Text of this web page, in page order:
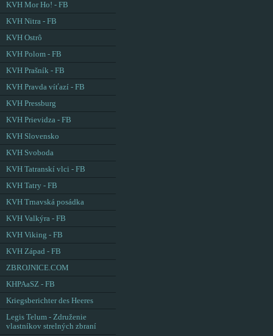
KVH Mor Ho! - FB
KVH Nitra - FB
KVH Ostrô
KVH Polom - FB
KVH Prašník - FB
KVH Pravda víťazí - FB
KVH Pressburg
KVH Prievidza - FB
KVH Slovensko
KVH Svoboda
KVH Tatranskí vlci - FB
KVH Tatry - FB
KVH Trnavská posádka
KVH Valkýra - FB
KVH Viking - FB
KVH Západ - FB
ZBROJNICE.COM
KHPAaSZ - FB
Kriegsberichter des Heeres
Legis Telum - Združenie
vlastníkov strelných zbraní